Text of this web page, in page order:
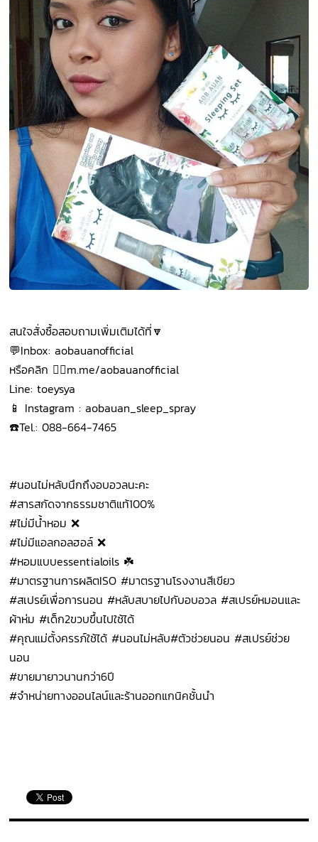
สนใจสั่งซื้อสอบถามเพิ่มเติมได้ที่🔽
💬Inbox: aobauanofficial
หรือคลิก 👉🏻m.me/aobauanofficial
Line: toeysya
📱 Instagram : aobauan_sleep_spray
☎️Tel.: 088-664-7465
#นอนไม่หลับนึกถึงอบอวลนะคะ
#สารสกัดจากธรรมชาติแท้100%
#ไม่มีน้ำหอม ❌
#ไม่มีแอลกอลฮอล์ ❌
#หอมแบบessentialoils ☘️
#มาตรฐานการผลิตISO #มาตรฐานโรงงานสีเขียว
#สเปรย์เพื่อการนอน #หลับสบายไปกับอบอวล #สเปรย์หมอนและ
ผ้าห่ม #เด็ก2ขวบขึ้นไปใช้ได้
#คุณแม่ตั้งครรภ์ใช้ได้ #นอนไม่หลับ#ตัวช่วยนอน #สเปรย์ช่วย
นอน
#ขายมายาวนานกว่า6ปี
#จำหน่ายทางออนไลน์และร้านออกแกนิคชั้นนำ